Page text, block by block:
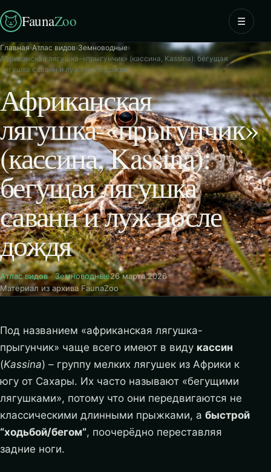
FaunaZoo ☰
Главная›Атлас видов›Земноводные›
Африканская лягушка-«прыгунчик» (кассина, Kassina): бегущая
лягушка саванн и луж после дождя
Африканская
лягушка-«прыгунчик»
(кассина, Kassina):
бегущая лягушка
саванн и луж после
дождя
Атлас видов·Земноводные26 марта 2026
Материал из архива FaunaZoo
Под названием «африканская лягушка-
прыгунчик» чаще всего имеют в виду кассин
(Kassina) – группу мелких лягушек из Африки к
югу от Сахары. Их часто называют «бегущими
лягушками», потому что они передвигаются не
классическими длинными прыжками, а быстрой
“ходьбой/бегом”, поочерёдно переставляя
задние ноги.